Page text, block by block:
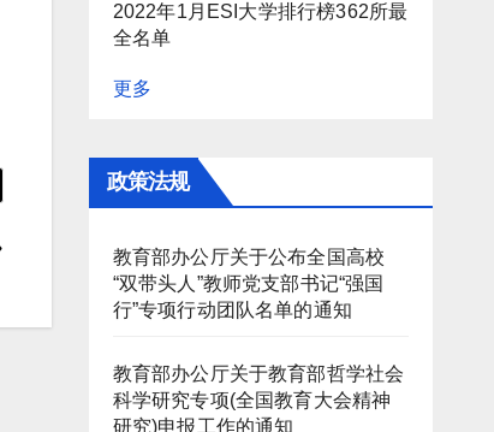
2022年1月ESI大学排行榜362所最
全名单
更多
政策法规
教育部办公厅关于公布全国高校
“双带头人”教师党支部书记“强国
行”专项行动团队名单的通知
教育部办公厅关于教育部哲学社会
科学研究专项(全国教育大会精神
研究)申报工作的通知